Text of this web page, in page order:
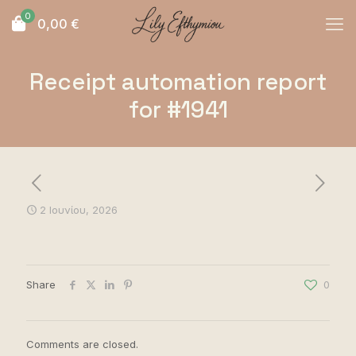
0 0,00 €
Receipt automation report
for #1941
2 Ιουνίου, 2026
Share 0
Comments are closed.